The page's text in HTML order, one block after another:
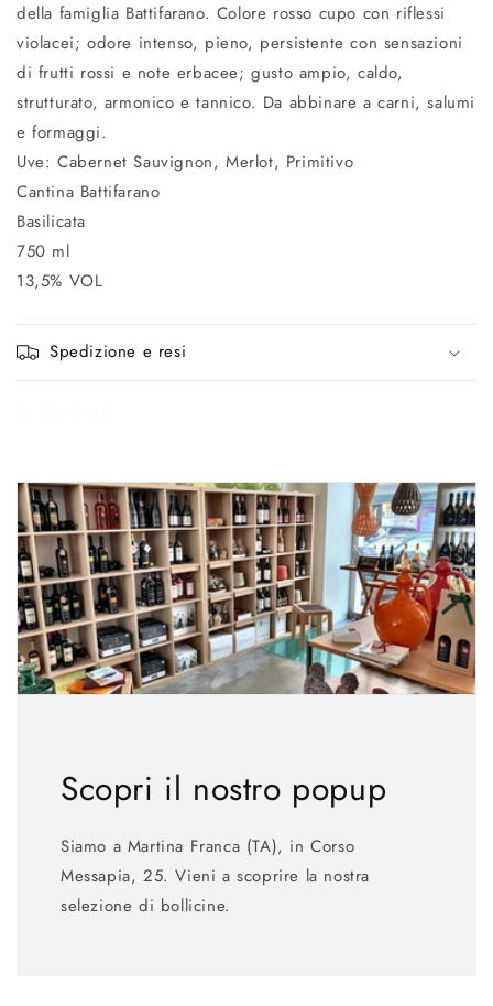
della famiglia Battifarano. Colore rosso cupo con riflessi
violacei; odore intenso, pieno, persistente con sensazioni
di frutti rossi e note erbacee; gusto ampio, caldo,
strutturato, armonico e tannico. Da abbinare a carni, salumi
e formaggi.
Uve: Cabernet Sauvignon, Merlot, Primitivo
Cantina Battifarano
Basilicata
750 ml
13,5% VOL
Spedizione e resi
Scopri il nostro popup
Siamo a Martina Franca (TA), in Corso
Messapia, 25. Vieni a scoprire la nostra
selezione di bollicine.